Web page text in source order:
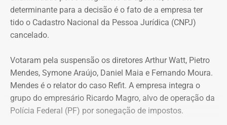
Volkswagen Passat de R$ 115 mil, R$ 709 mil em “bens
móveis de uso pessoal” e R$ 35 mil em dinheiro em
espécie.
determinante para a decisão é o fato de a empresa ter
tido o Cadastro Nacional da Pessoa Jurídica (CNPJ)
cancelado.
Votaram pela suspensão os diretores Arthur Watt, Pietro
Mendes, Symone Araújo, Daniel Maia e Fernando Moura.
Mendes é o relator do caso Refit. A empresa integra o
grupo do empresário Ricardo Magro, alvo de operação da
Polícia Federal (PF) por sonegação de impostos.